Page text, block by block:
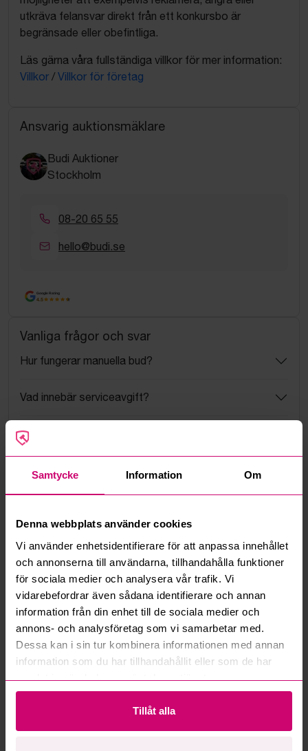
Samtycke Information Om
Denna webbplats använder cookies
Vi använder enhetsidentifierare för att anpassa innehållet
och annonserna till användarna, tillhandahålla funktioner
för sociala medier och analysera vår trafik. Vi
vidarebefordrar även sådana identifierare och annan
information från din enhet till de sociala medier och
annons- och analysföretag som vi samarbetar med.
Dessa kan i sin tur kombinera informationen med annan
information som du har tillhandahållit eller som de har
samlat in när du har använt deras tjänster.
Tillåt alla
utkräva felansvar direkt från ett konkursbo är
begränsade eller obefintliga.
Läs gärna våra fullständiga villkor för mer information:
Villkor / Villkor för företag
Ansvarig auktionsmäklare
Budi Auktioner
Stockholm
08-20 65 55
hello@budi.se
Google Rating
4.5
Vanliga frågor och svar
Hur fungerar manuella bud?
Vad innebär serviceavgift?
Vad är ett reservationspris?
Hur fungerar maxbud?
Kan jag ångra ett bud?
Kan ni frakta mina vunna objekt?
Läs fler frågor och svar
Mer från samma kategori